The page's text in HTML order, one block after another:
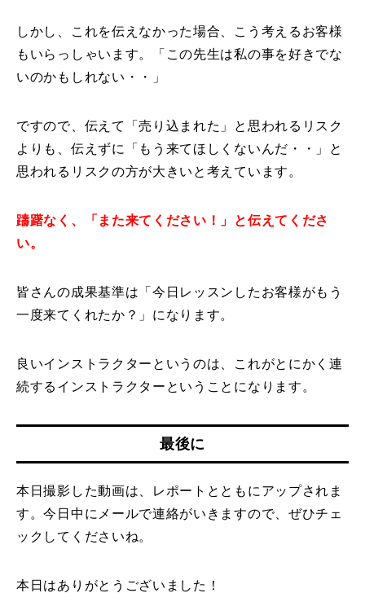
しかし、これを伝えなかった場合、こう考えるお客様
もいらっしゃいます。「この先生は私の事を好きでな
いのかもしれない・・」
ですので、伝えて「売り込まれた」と思われるリスク
よりも、伝えずに「もう来てほしくないんだ・・」と
思われるリスクの方が大きいと考えています。
躊躇なく、「また来てください！」と伝えてくださ
い。
皆さんの成果基準は「今日レッスンしたお客様がもう
一度来てくれたか？」になります。
良いインストラクターというのは、これがとにかく連
続するインストラクターということになります。
最後に
本日撮影した動画は、レポートとともにアップされま
す。今日中にメールで連絡がいきますので、ぜひチェ
ックしてくださいね。
本日はありがとうございました！